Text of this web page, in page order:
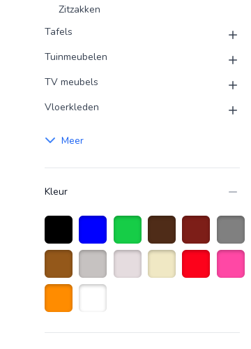
Zitzakken
Tafels
Tuinmeubelen
TV meubels
Vloerkleden
Meer
Kleur
Zwart Blauw Groen DonkerbruinDonkerrood
Grijs
Bruin Licht grijs